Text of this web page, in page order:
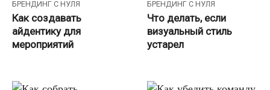
БРЕНДИНГ С НУЛЯ
Как создавать
айдентику для
мероприятий
БРЕНДИНГ С НУЛЯ
Что делать, если
визуальный стиль
устарел